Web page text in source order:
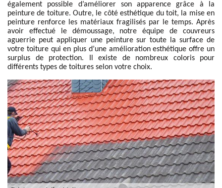
également possible d’améliorer son apparence grâce à la
peinture de toiture. Outre, le côté esthétique du toit, la mise en
peinture renforce les matériaux fragilisés par le temps. Après
avoir effectué le démoussage, notre équipe de couvreurs
aguerrie peut appliquer une peinture sur toute la surface de
votre toiture qui en plus d’une amélioration esthétique offre un
surplus de protection. Il existe de nombreux coloris pour
différents types de toitures selon votre choix.